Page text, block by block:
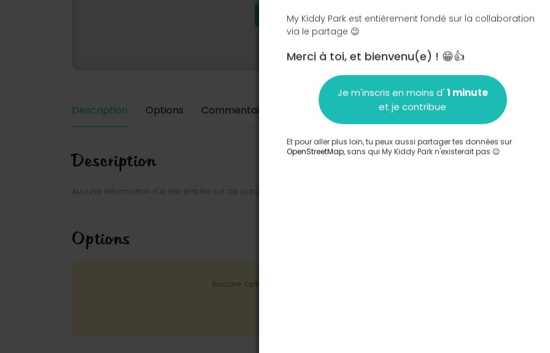
J'ajoute une description J'ajoute les équipements
Description Options Commentaires Ajouter un commentaire
Description
Aucune information n'a été entrée sur ce parc.
Options
Aucune option n'a été entrée sur ce parc.
My Kiddy Park est entièrement fondé sur la collaboration
via le partage 😉
Merci à toi, et bienvenu(e) ! 😁👍
Je m'inscris en moins d'1 minute
et je contribue
Et pour aller plus loin, tu peux aussi partager tes données sur
OpenStreetMap, sans qui My Kiddy Park n'existerait pas 😉